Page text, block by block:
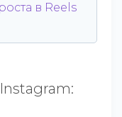
в Reels